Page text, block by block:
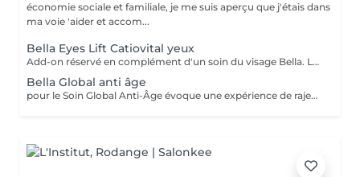
économie sociale et familiale, je me suis aperçu que j'étais dans
ma voie 'aider et accom...
Bella Eyes Lift Catiovital yeux
Add-on réservé en complément d'un soin du visage Bella. Le soin Bella Eyes Lift est dédié à la jeunesse du regard. Il combine expertise manuelle et technologie Catiovital pour traiter en douceur la zone sensible du contour de l'il. Les bénéfices : Rides et ridules lissées (pattes d'oie, ride du lion) Cernes et poches atténués Peau du contour des yeux raffermie et hydratée Regard plus lumineux et reposé Un soin ciblé et efficace, réservé en complément d'un soin du visage Bella, idéal pour défatiguer et rajeunir instantanément le regard.
Bella Global anti âge
pour le Soin Global Anti-Âge évoque une expérience de rajeunissement complet. Ce traitement commence par l'application de produits hautement concentrés en ingrédients anti-âge, spécialement sélectionnés pour leurs propriétés revitalisantes. Des techniques avancées, telles que la stimulation cellulaire et la régénération cutanée, sont utilisées pour cibler les signes du vieillissement. Le Soin Global Anti-Âge offre une approche holistique, visant à hydrater, raffermir et restaurer la vitalité de la peau, procurant ainsi une sensation de jeunesse et de bien-être global.